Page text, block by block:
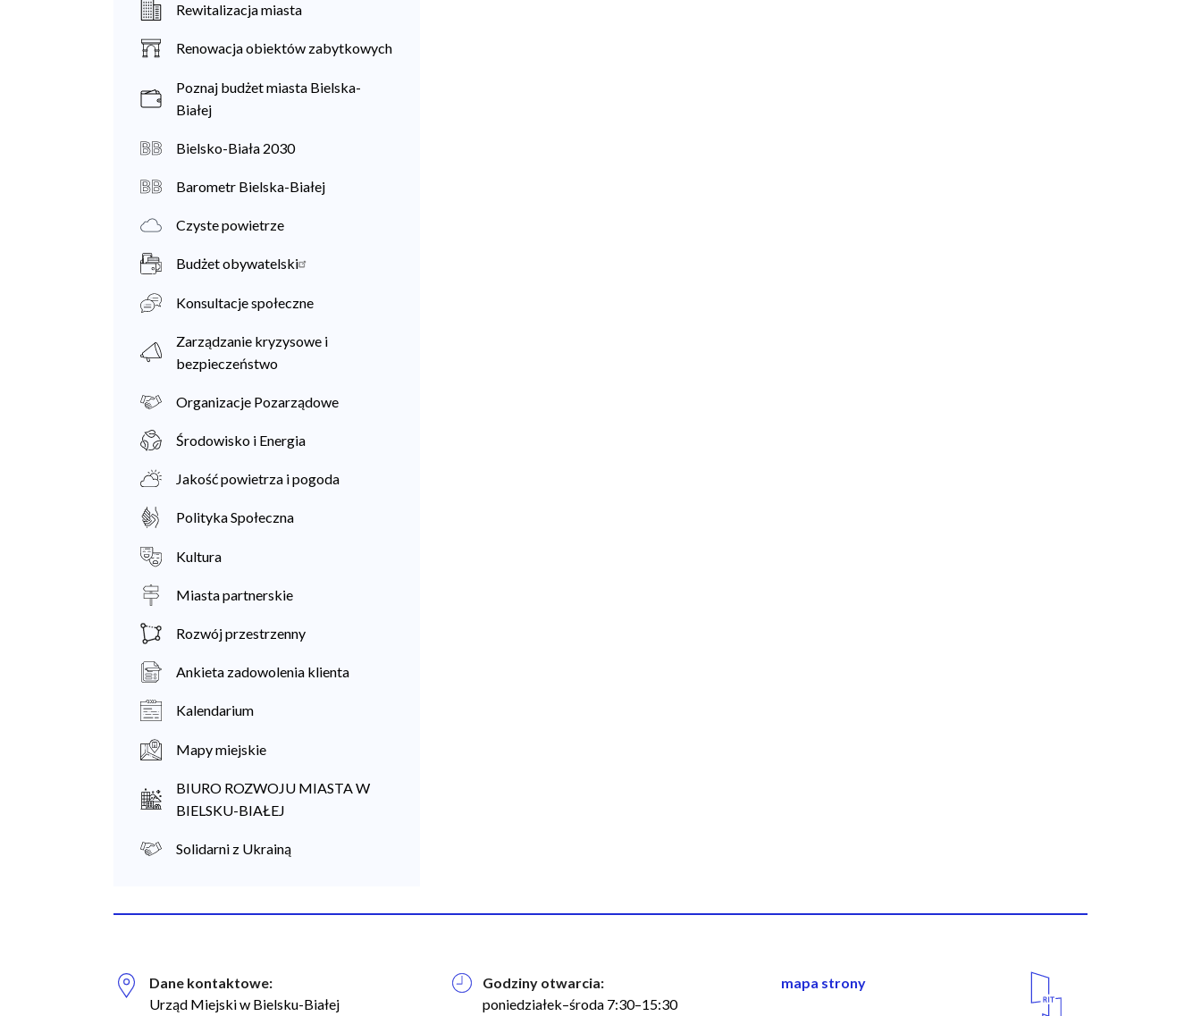
Rewitalizacja miasta
Renowacja obiektów zabytkowych
Poznaj budżet miasta Bielska-
Białej
Bielsko-Biała 2030
Barometr Bielska-Białej
Czyste powietrze
Budżet obywatelski
Konsultacje społeczne
Zarządzanie kryzysowe i
bezpieczeństwo
Organizacje Pozarządowe
Środowisko i Energia
Jakość powietrza i pogoda
Polityka Społeczna
Kultura
Miasta partnerskie
Rozwój przestrzenny
Ankieta zadowolenia klienta
Kalendarium
Mapy miejskie
BIURO ROZWOJU MIASTA W
BIELSKU-BIAŁEJ
Solidarni z Ukrainą
Dane kontaktowe:
Urząd Miejski w Bielsku-Białej
Godziny otwarcia:
poniedziałek–środa 7:30–15:30
nawigacja
mapa strony
Media
Społecznościowe
Biuro Regionalnych Inwestycji Terytorialnych